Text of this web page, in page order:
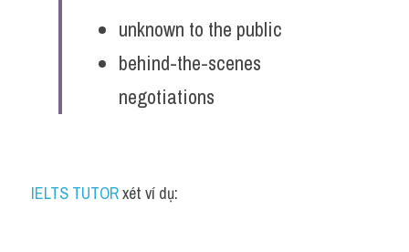
Vocabularyunknown to the public
behind-the-scenes
negotiations
IELTS TUTOR xét ví dụ: